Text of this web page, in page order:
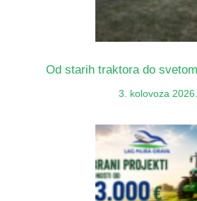
Od starih traktora do
3. kolovoza 2026.